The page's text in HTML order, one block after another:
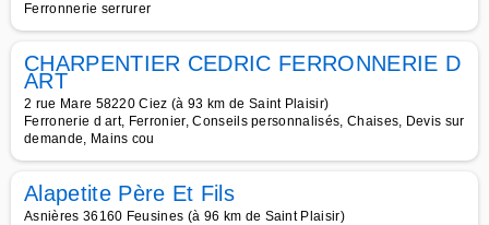
Ferronnerie serrurer
CHARPENTIER CEDRIC FERRONNERIE D
ART
2 rue Mare 58220 Ciez (à 93 km de Saint Plaisir)
Ferronerie d art, Ferronier, Conseils personnalisés, Chaises, Devis sur
demande, Mains cou
Alapetite Père Et Fils
Asnières 36160 Feusines (à 96 km de Saint Plaisir)